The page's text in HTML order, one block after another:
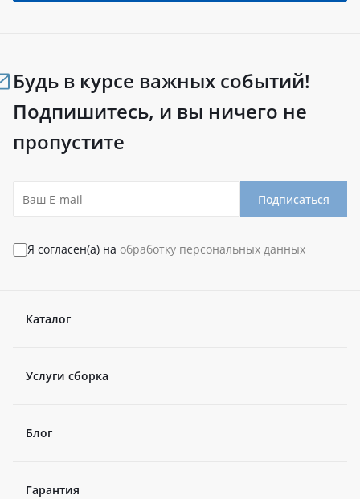
Будь в курсе важных событий!
Подпишитесь, и вы ничего не
пропустите
Подписаться
Я согласен(а) на обработку персональных данных
Каталог
Услуги сборка
Блог
Гарантия